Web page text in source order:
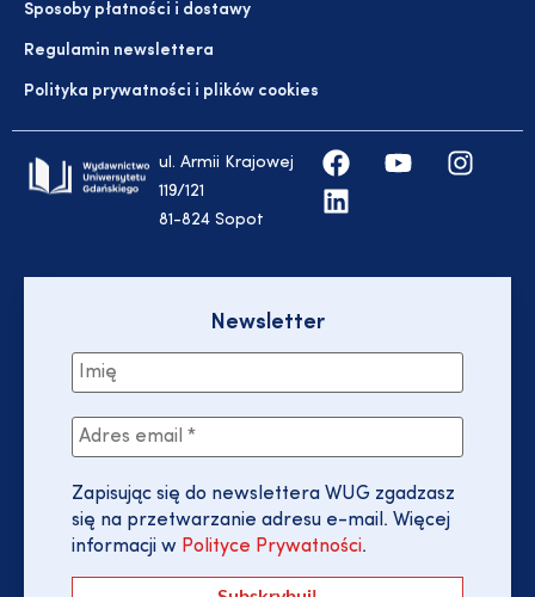
Sposoby płatności i dostawy
Regulamin newslettera
Polityka prywatności i plików cookies
ul. Armii Krajowej
119/121
81-824 Sopot
Newsletter
Zapisując się do newslettera WUG zgadzasz
się na przetwarzanie adresu e-mail. Więcej
informacji w Polityce Prywatności.